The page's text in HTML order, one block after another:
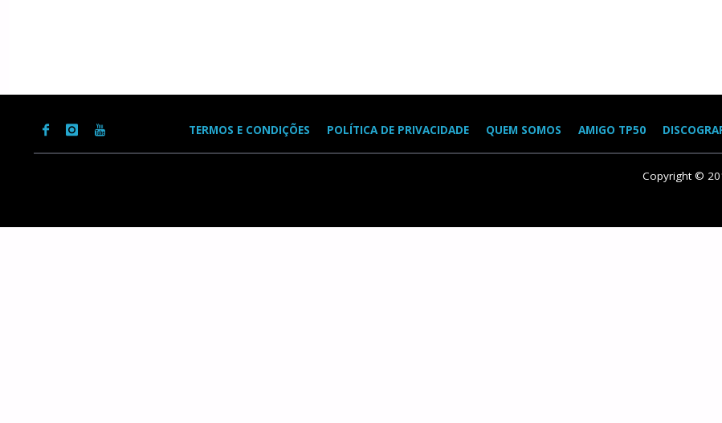
TERMOS E CONDIÇÕES POLÍTICA DE PRIVACIDADE QUEM SOMOS AMIGO TP50
Copyright ©